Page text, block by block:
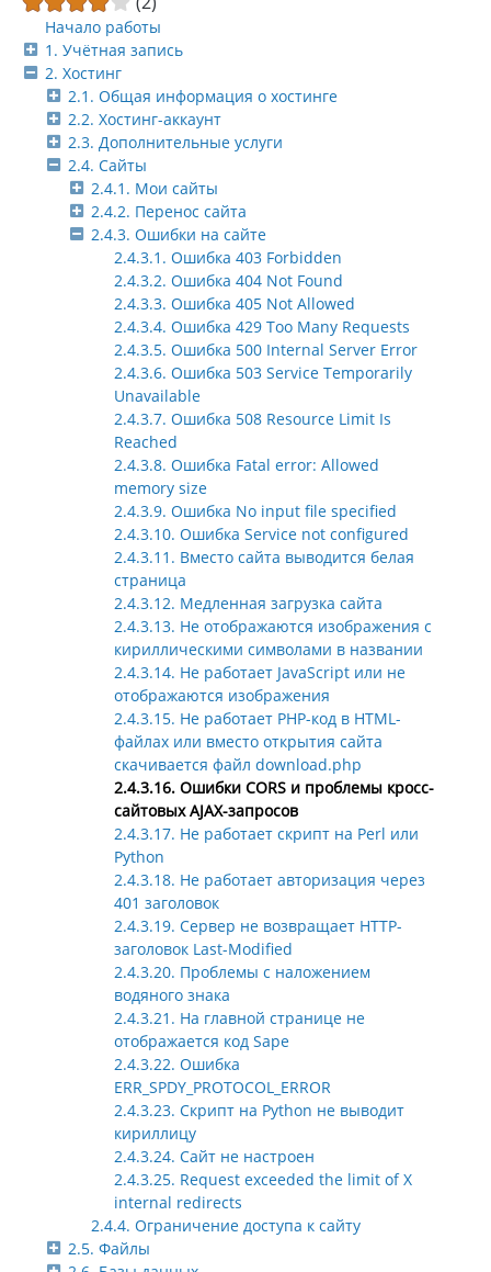
Начало работы
1. Учётная запись
2. Хостинг
2.1. Общая информация о хостинге
2.2. Хостинг-аккаунт
2.3. Дополнительные услуги
2.4. Сайты
2.4.1. Мои сайты
2.4.2. Перенос сайта
2.4.3. Ошибки на сайте
2.4.3.1. Ошибка 403 Forbidden
2.4.3.2. Ошибка 404 Not Found
2.4.3.3. Ошибка 405 Not Allowed
2.4.3.4. Ошибка 429 Too Many Requests
2.4.3.5. Ошибка 500 Internal Server Error
2.4.3.6. Ошибка 503 Service Temporarily
Unavailable
2.4.3.7. Ошибка 508 Resource Limit Is
Reached
2.4.3.8. Ошибка Fatal error: Allowed
memory size
2.4.3.9. Ошибка No input file specified
2.4.3.10. Ошибка Service not configured
2.4.3.11. Вместо сайта выводится белая
страница
2.4.3.12. Медленная загрузка сайта
2.4.3.13. Не отображаются изображения с
кириллическими символами в названии
2.4.3.14. Не работает JavaScript или не
отображаются изображения
2.4.3.15. Не работает PHP-код в HTML-
файлах или вместо открытия сайта
скачивается файл download.php
2.4.3.16. Ошибки CORS и проблемы кросс-
сайтовых AJAX-запросов
2.4.3.17. Не работает скрипт на Perl или
Python
2.4.3.18. Не работает авторизация через
401 заголовок
2.4.3.19. Сервер не возвращает HTTP-
заголовок Last-Modified
2.4.3.20. Проблемы с наложением
водяного знака
2.4.3.21. На главной странице не
отображается код Sape
2.4.3.22. Ошибка
ERR_SPDY_PROTOCOL_ERROR
2.4.3.23. Скрипт на Python не выводит
кириллицу
2.4.3.24. Сайт не настроен
2.4.3.25. Request exceeded the limit of X
internal redirects
2.4.4. Ограничение доступа к сайту
2.5. Файлы